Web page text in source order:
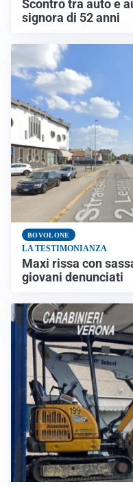
Scontro tra auto e
signora di 52 anni
BOVOLONE
LA TESTIMONIANZA
Maxi rissa con
giovani denunciati